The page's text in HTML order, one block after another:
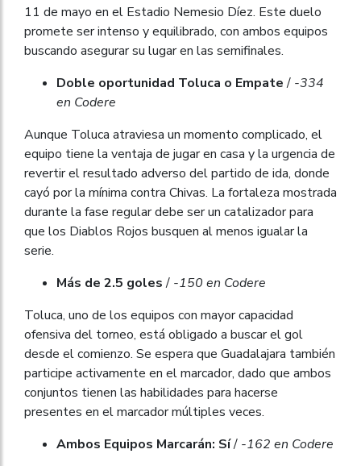
11 de mayo en el Estadio Nemesio Díez. Este duelo
promete ser intenso y equilibrado, con ambos equipos
buscando asegurar su lugar en las semifinales.
Doble oportunidad Toluca o Empate/ -334
en Codere
Aunque Toluca atraviesa un momento complicado, el
equipo tiene la ventaja de jugar en casa y la urgencia de
revertir el resultado adverso del partido de ida, donde
cayó por la mínima contra Chivas. La fortaleza mostrada
durante la fase regular debe ser un catalizador para
que los Diablos Rojos busquen al menos igualar la
serie.
Más de 2.5 goles/ -150 en Codere
Toluca, uno de los equipos con mayor capacidad
ofensiva del torneo, está obligado a buscar el gol
desde el comienzo. Se espera que Guadalajara también
participe activamente en el marcador, dado que ambos
conjuntos tienen las habilidades para hacerse
presentes en el marcador múltiples veces.
Ambos Equipos Marcarán: Sí/ -162 en Codere